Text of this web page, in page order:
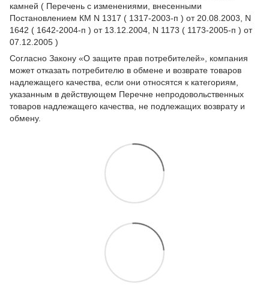
камней ( Перечень с изменениями, внесенными
Постановлением КМ N 1317 ( 1317-2003-п ) от 20.08.2003, N
1642 ( 1642-2004-п ) от 13.12.2004, N 1173 ( 1173-2005-п ) от
07.12.2005 )
Согласно Закону «О защите прав потребителей» , компания
может отказать потребителю в обмене и возврате товаров
надлежащего качества, если они относятся к категориям,
указанным в действующем Перечне непродовольственных
товаров надлежащего качества, не подлежащих возврату и
обмену.